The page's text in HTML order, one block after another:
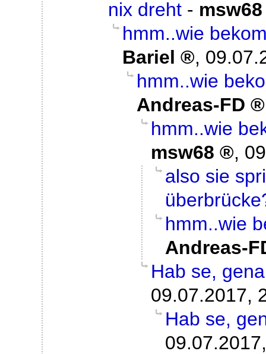
nix dreht - msw68
hmm..wie
Bariel
,
hmm..wie
Andreas-FD
hmm..wie
msw68
,
also sie
hmm..wie
Andreas-
Hab se,
09.07.2017,
Hab se,